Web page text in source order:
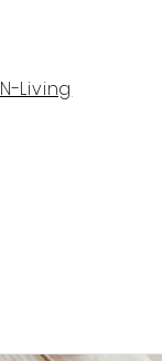
N-Living